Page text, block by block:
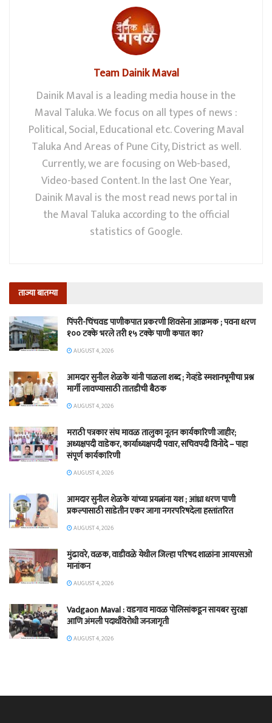
Team Dainik Maval
Dainik Maval is a leading media house in the
Maval Taluka. We focus on all types of news :
Political, Social, Educational etc. Covering Maval
Taluka And Areas of Pune City, District as well.
Currently, we are focusing on Web-based,
Video-based Content. In the last One Year,
Dainik Maval is the most read news portal in
the Maval Taluka according to the official
statistics of Google.
ताज्या बातम्या
पिंपरी-चिंचवड पाणीकपात प्रकरणी शिवसेना आक्रमक ; पवना धरण
१०० टक्के भरले तरी १५ टक्के पाणी कपात का?
AUGUST 4, 2026
आमदार सुनील शेळके यांनी पाळला शब्द ; गेव्हंडे स्मशानभूमीचा प्रश्न
मार्गी लावण्यासाठी तातडीची बैठक
AUGUST 4, 2026
मराठी पत्रकार संघ मावळ तालुका नूतन कार्यकारिणी जाहीर;
अध्यक्षपदी वाडेकर, कार्याध्यक्षपदी पवार, सचिवपदी विनोदे – पाहा
संपूर्ण कार्यकारिणी
AUGUST 4, 2026
आमदार सुनील शेळके यांच्या प्रयत्नांना यश ; आंध्रा धरण पाणी
प्रकल्पासाठी साडेतीन एकर जागा नगरपरिषदेला हस्तांतरित
AUGUST 4, 2026
मुंढावरे, वळक, वाडीवळे येथील जिल्हा परिषद शाळांना आयएसओ
मानांकन
AUGUST 4, 2026
Vadgaon Maval : वडगाव मावळ पोलिसांकडून सायबर सुरक्षा
आणि अंमली पदार्थविरोधी जनजागृती
AUGUST 4, 2026